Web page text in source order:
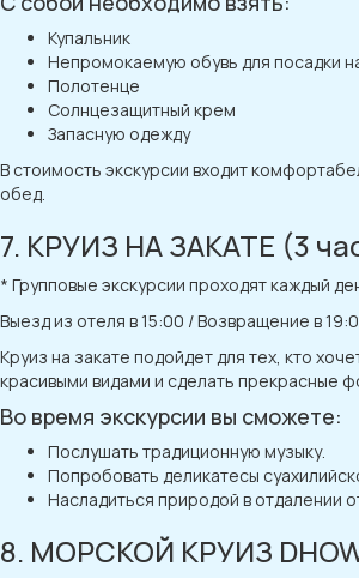
Купальник
Непромокаемую обувь для посадки
Полотенце
Солнцезащитный крем
Запасную одежду
В стоимость экскурсии входит
обед.
7. КРУИЗ НА ЗАКАТЕ (3
* Групповые экскурсии проходят каждый
Выезд из отеля в 15:00 / Возвращение в
Круиз на закате подойдет для тех, кто
красивыми видами и сделать прекрасные
Во время экскурсии вы сможете:
Послушать традиционную музыку.
Попробовать деликатесы
Насладиться природой в отдалении
8. МОРСКОЙ КРУИЗ